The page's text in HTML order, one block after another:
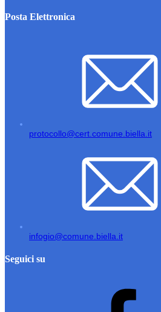
Posta Elettronica
protocollo@cert.comune.biella.it
infogio@comune.biella.it
Seguici su